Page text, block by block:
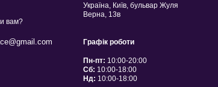
вам?
Україна, Київ, бульвар Жуля
Верна, 13в
Графік роботи
Пн-пт: 10:00-20:00
Сб: 10:00-18:00
Нд: 10:00-18:00